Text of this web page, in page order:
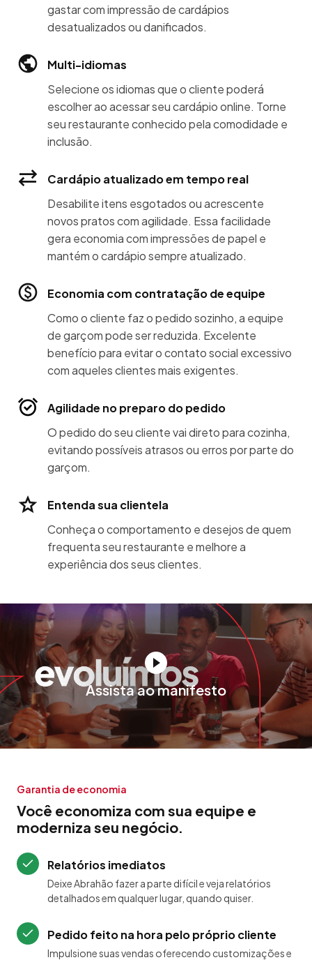
gastar com impressão de cardápios
desatualizados ou danificados.
Multi-idiomas
Selecione os idiomas que o cliente poderá
escolher ao acessar seu cardápio online. Torne
seu restaurante conhecido pela comodidade e
inclusão.
Cardápio atualizado em tempo real
Desabilite itens esgotados ou acrescente
novos pratos com agilidade. Essa facilidade
gera economia com impressões de papel e
mantém o cardápio sempre atualizado.
Economia com contratação de equipe
Como o cliente faz o pedido sozinho, a equipe
de garçom pode ser reduzida. Excelente
benefício para evitar o contato social excessivo
com aqueles clientes mais exigentes.
Agilidade no preparo do pedido
O pedido do seu cliente vai direto para cozinha,
evitando possíveis atrasos ou erros por parte do
garçom.
Entenda sua clientela
Conheça o comportamento e desejos de quem
frequenta seu restaurante e melhore a
experiência dos seus clientes.
Assista ao manifesto
Garantia de economia
Você economiza com sua equipe e
moderniza seu negócio.
Relatórios imediatos
Deixe Abrahão fazer a parte difícil e veja relatórios
detalhados em qualquer lugar, quando quiser.
Pedido feito na hora pelo próprio cliente
Impulsione suas vendas oferecendo customizações e